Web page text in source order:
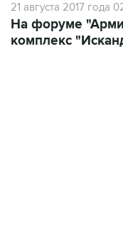
21 августа 2017 года
На форуме
комплекс